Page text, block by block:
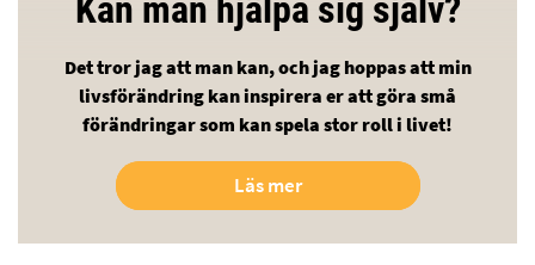
Kan man hjälpa sig själv?
Det tror jag att man kan, och jag hoppas att min
livsförändring kan inspirera er att göra små
förändringar som kan spela stor roll i livet!
Läs mer